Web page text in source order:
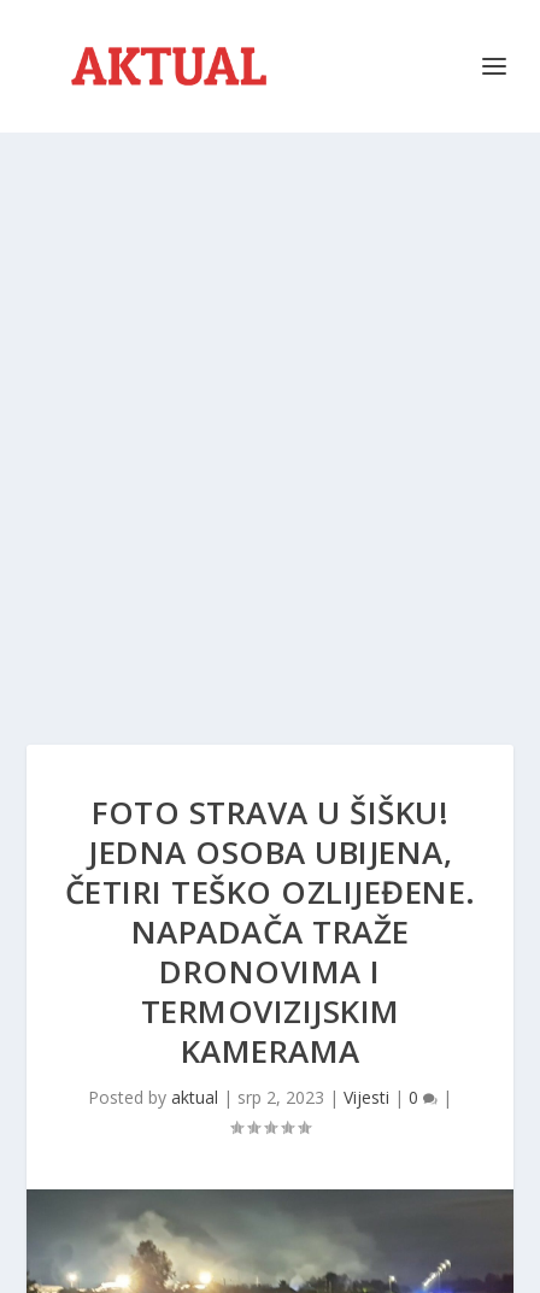
FOTO STRAVA U ŠIŠKU!
JEDNA OSOBA UBIJENA,
ČETIRI TEŠKO OZLIJEĐENE.
NAPADAČA TRAŽE
DRONOVIMA I
TERMOVIZIJSKIM
KAMERAMA
Posted by aktual | srp 2, 2023 | Vijesti | 0 |